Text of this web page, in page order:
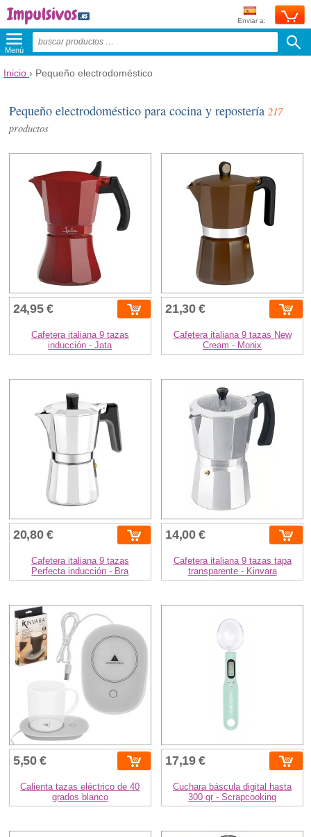
Enviar a:
Menú
Inicio › Pequeño electrodoméstico
Pequeño electrodoméstico para cocina y repostería217
productos
24,95 €
Cafetera italiana 9 tazas
inducción - Jata
21,30 €
Cafetera italiana 9 tazas New
Cream - Monix
20,80 €
Cafetera italiana 9 tazas
Perfecta inducción - Bra
14,00 €
Cafetera italiana 9 tazas tapa
transparente - Kinvara
5,50 €
Calienta tazas eléctrico de 40
grados blanco
17,19 €
Cuchara báscula digital hasta
300 gr - Scrapcooking